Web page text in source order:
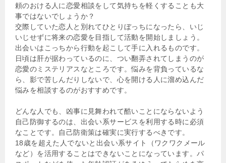
頼のおける人に恋愛相談をして気持ちを軽くすることも大
事ではないでしょうか？
交際していた恋人と別れてひとりぼっちになったら、いじ
いじせずに将来の恋愛を目指して活動を開始しましょう。
出会いはこっちから行動を起こして手に入れるものです。
日頃は肝が据わっているのに、つい翻弄されてしまうのが
恋愛のミステリアスなところです。悩みを背負っているな
ら、影で苦しんだりしないで、心を開ける人に溜め込んだ
悩みを相談するのがおすすめです。
どんな人でも、凶事に見舞われて酷いことにならないよう
自己防御するのは、出会い系サービスを利用する時に必須
なことです。自己防衛策は確実に実行するべきです。
18歳を超えた人でないと出会い系サイト（ワクワクメール
など）を活用することはできないことになっています。パ